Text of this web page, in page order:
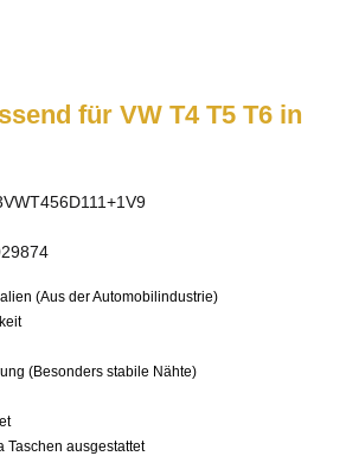
für VW T4 T5 T6 in
(Aus der Automobilindustrie)
(Besonders stabile Nähte)
Taschen ausgestattet